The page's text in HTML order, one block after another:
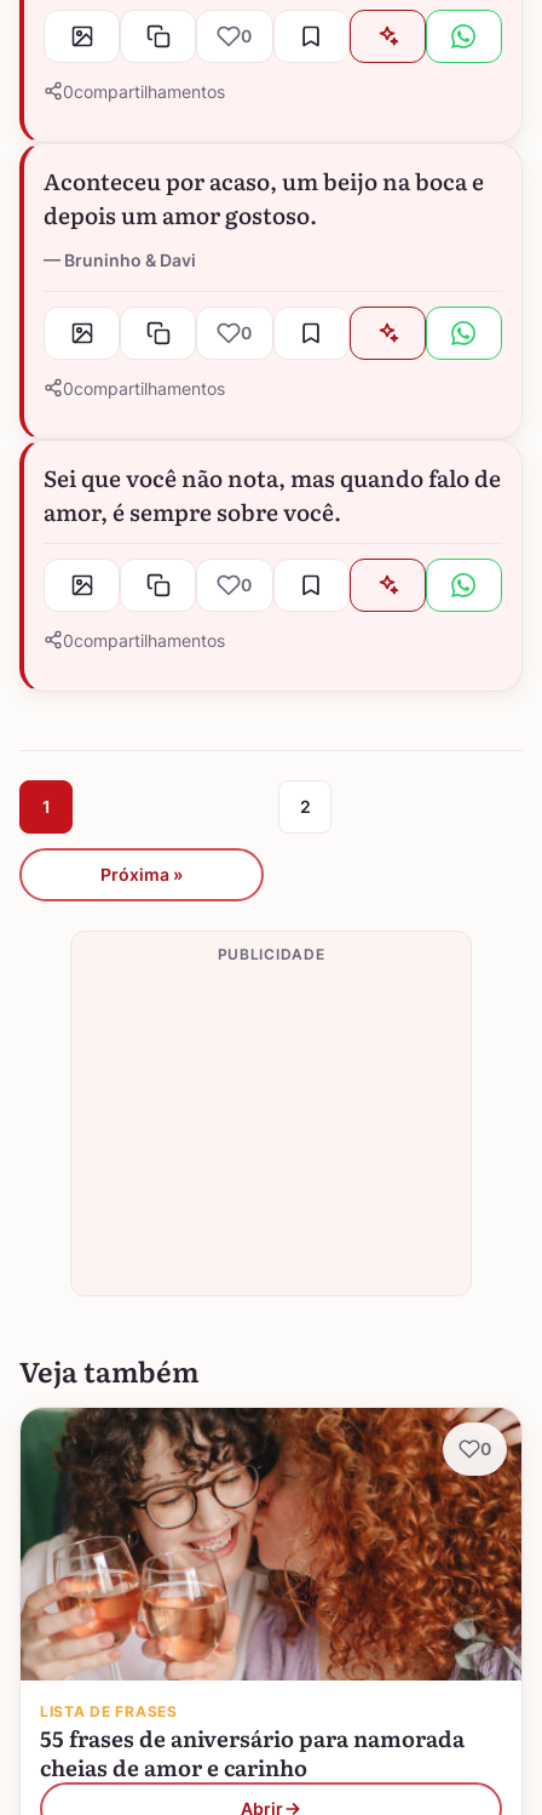
0
0compartilhamentos
Aconteceu por acaso, um beijo na boca e
depois um amor gostoso.
Bruninho & Davi
0
0compartilhamentos
Sei que você não nota, mas quando falo de
amor, é sempre sobre você.
0
0compartilhamentos
1 2
Próxima »
PUBLICIDADE
Veja também
LISTA DE FRASES
55 frases de aniversário para namorada
cheias de amor e carinho
Abrir
0